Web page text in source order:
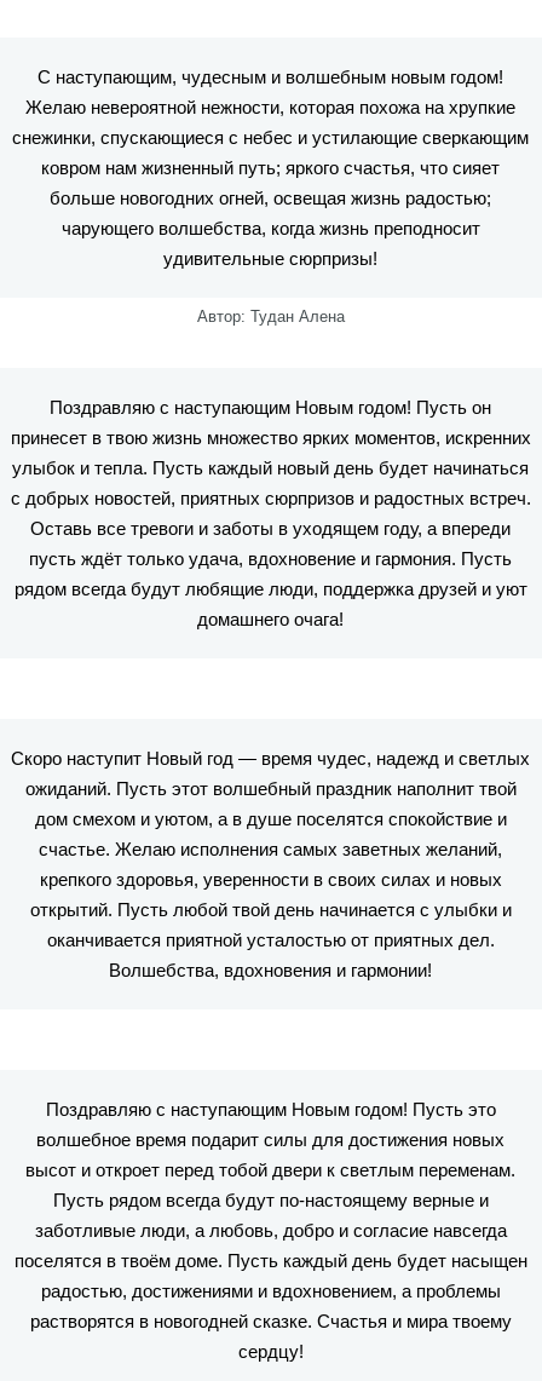
С наступающим, чудесным и волшебным новым годом!
Желаю невероятной нежности, которая похожа на хрупкие
снежинки, спускающиеся с небес и устилающие сверкающим
ковром нам жизненный путь; яркого счастья, что сияет
больше новогодних огней, освещая жизнь радостью;
чарующего волшебства, когда жизнь преподносит
удивительные сюрпризы!
Автор: Тудан Алена
Поздравляю с наступающим Новым годом! Пусть он
принесет в твою жизнь множество ярких моментов, искренних
улыбок и тепла. Пусть каждый новый день будет начинаться
с добрых новостей, приятных сюрпризов и радостных встреч.
Оставь все тревоги и заботы в уходящем году, а впереди
пусть ждёт только удача, вдохновение и гармония. Пусть
рядом всегда будут любящие люди, поддержка друзей и уют
домашнего очага!
Скоро наступит Новый год — время чудес, надежд и светлых
ожиданий. Пусть этот волшебный праздник наполнит твой
дом смехом и уютом, а в душе поселятся спокойствие и
счастье. Желаю исполнения самых заветных желаний,
крепкого здоровья, уверенности в своих силах и новых
открытий. Пусть любой твой день начинается с улыбки и
оканчивается приятной усталостью от приятных дел.
Волшебства, вдохновения и гармонии!
Поздравляю с наступающим Новым годом! Пусть это
волшебное время подарит силы для достижения новых
высот и откроет перед тобой двери к светлым переменам.
Пусть рядом всегда будут по-настоящему верные и
заботливые люди, а любовь, добро и согласие навсегда
поселятся в твоём доме. Пусть каждый день будет насыщен
радостью, достижениями и вдохновением, а проблемы
растворятся в новогодней сказке. Счастья и мира твоему
сердцу!